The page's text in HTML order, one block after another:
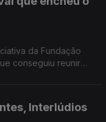
da Fundação
conseguiu reunir
Abad Faciolince.
Interlúdios